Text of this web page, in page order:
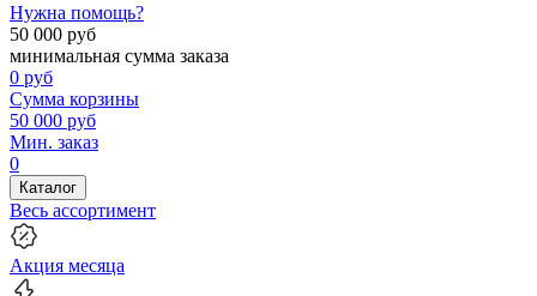
Нужна помощь?
50 000 руб
минимальная сумма заказа
0 руб
Сумма корзины
50 000 руб
Мин. заказ
0
Каталог
Весь ассортимент
Акция месяца